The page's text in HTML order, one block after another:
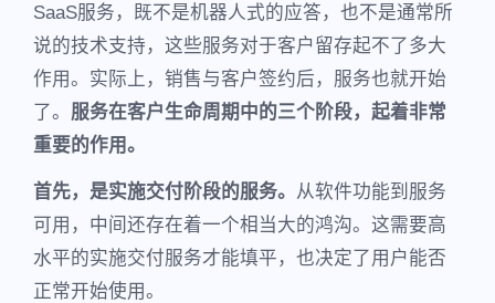
SaaS服务，既不是机器人式的应答，也不是通常所
说的技术支持，这些服务对于客户留存起不了多大
作用。实际上，销售与客户签约后，服务也就开始
了。 服务在客户生命周期中的三个阶段，起着非常
重要的作用。
首先，是实施交付阶段的服务。 从软件功能到服务
可用，中间还存在着一个相当大的鸿沟。这需要高
水平的实施交付服务才能填平，也决定了用户能否
正常开始使用。